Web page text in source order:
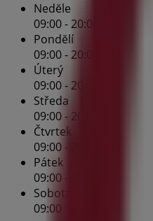
Nedĕle
09:00 - 20:00
Pondĕlí
09:00 - 20:00
Úterý
09:00 - 20:00
Středa
09:00 - 20:00
Čtvrtek
09:00 - 20:00
Pátek
09:00 - 20:00
Sobota
09:00 - 20:00